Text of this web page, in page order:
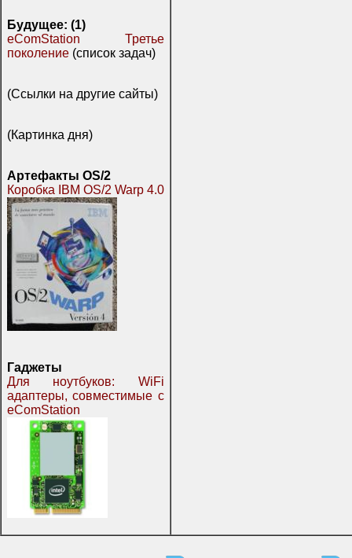
Будущее: (1)
eComStation Третье
поколение (список задач)
(Ссылки на другие сайты)
(Картинка дня)
Артефакты OS/2
Коробка IBM OS/2 Warp 4.0
Гаджеты
Для ноутбуков: WiFi
адаптеры, совместимые с
eComStation